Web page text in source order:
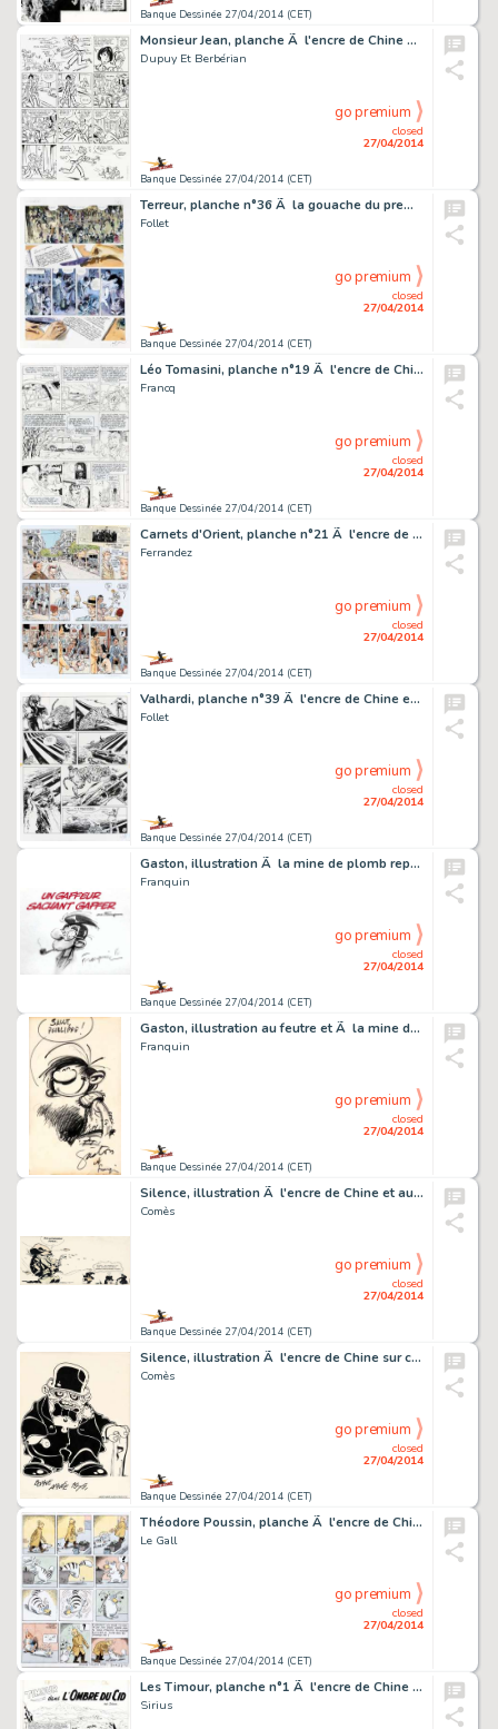
Banque Dessinée 27/04/2014 (CET)
Monsieur Jean, planche Ã l'encre de Chine de l'é…
Dupuy Et Berbérian
Banque Dessinée 27/04/2014 (CET)
closed
27/04/2014
go premium
Terreur, planche n°36 Ã la gouache du premier to…
Follet
Banque Dessinée 27/04/2014 (CET)
closed
27/04/2014
go premium
Léo Tomasini, planche n°19 Ã l'encre de Chine e…
Francq
Banque Dessinée 27/04/2014 (CET)
closed
27/04/2014
go premium
Carnets d'Orient, planche n°21 Ã l'encre de Chin…
Ferrandez
Banque Dessinée 27/04/2014 (CET)
closed
27/04/2014
go premium
Valhardi, planche n°39 Ã l'encre de Chine et Ã …
Follet
Banque Dessinée 27/04/2014 (CET)
closed
27/04/2014
go premium
Gaston, illustration Ã la mine de plomb représen…
Franquin
Banque Dessinée 27/04/2014 (CET)
closed
27/04/2014
go premium
Gaston, illustration au feutre et Ã la mine de pl…
Franquin
Banque Dessinée 27/04/2014 (CET)
closed
27/04/2014
go premium
Silence, illustration Ã l'encre de Chine et aux c…
Comès
Banque Dessinée 27/04/2014 (CET)
closed
27/04/2014
go premium
Silence, illustration Ã l'encre de Chine sur cart…
Comès
Banque Dessinée 27/04/2014 (CET)
closed
27/04/2014
go premium
Théodore Poussin, planche Ã l'encre de Chine et …
Le Gall
Banque Dessinée 27/04/2014 (CET)
closed
27/04/2014
go premium
Les Timour, planche n°1 Ã l'encre de Chine de l'…
Sirius